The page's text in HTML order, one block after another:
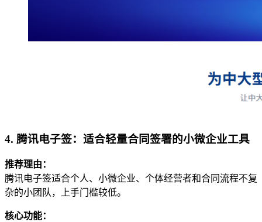
4. 腾讯电子签：适合轻量合同签署的小微企业工具
推荐理由：
腾讯电子签适合个人、小微企业、个体经营者和合同流程不复
杂的小团队，上手门槛较低。
核心功能：